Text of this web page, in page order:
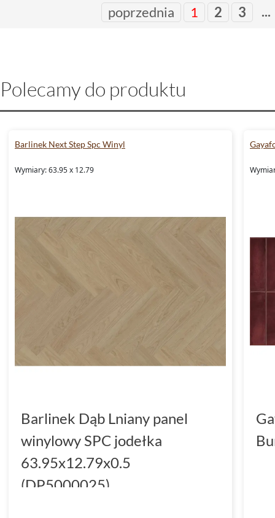
poprzednia 1 2 3 ...
Polecamy do produktu
Barlinek Next Step Spc Winyl
Wymiary: 63.95 x 12.79
Barlinek Dąb Lniany panel
winylowy SPC jodełka
63.95x12.79x0.5
(DP5000025)